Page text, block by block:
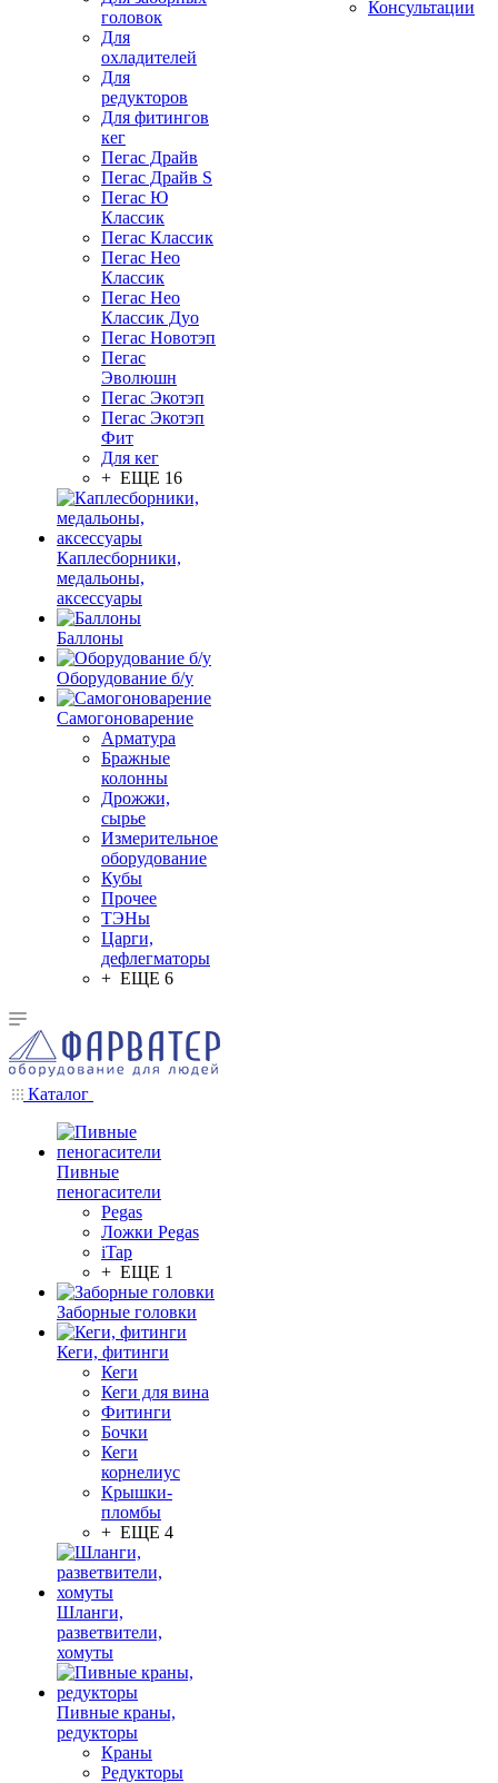
головок
Для
охладителей
Для
редукторов
Для фитингов
кег
Пегас Драйв
Пегас Драйв S
Пегас Ю
Классик
Пегас Классик
Пегас Нео
Классик
Пегас Нео
Классик Дуо
Пегас Новотэп
Пегас
Эволюшн
Пегас Экотэп
Пегас Экотэп
Фит
Для кег
+ ЕЩЕ 16
Каплесборники,
медальоны,
аксессуары
Баллоны
Оборудование б/у
Самогоноварение
Арматура
Бражные
колонны
Дрожжи,
сырье
Измерительное
оборудование
Кубы
Прочее
ТЭНы
Царги,
дефлегматоры
+ ЕЩЕ 6
Консультации
Каталог
Пивные
пеногасители
Pegas
Ложки Pegas
iTap
+ ЕЩЕ 1
Заборные головки
Кеги, фитинги
Кеги
Кеги для вина
Фитинги
Бочки
Кеги
корнелиус
Крышки-
пломбы
+ ЕЩЕ 4
Шланги,
разветвители,
хомуты
Пивные краны,
редукторы
Краны
Редукторы